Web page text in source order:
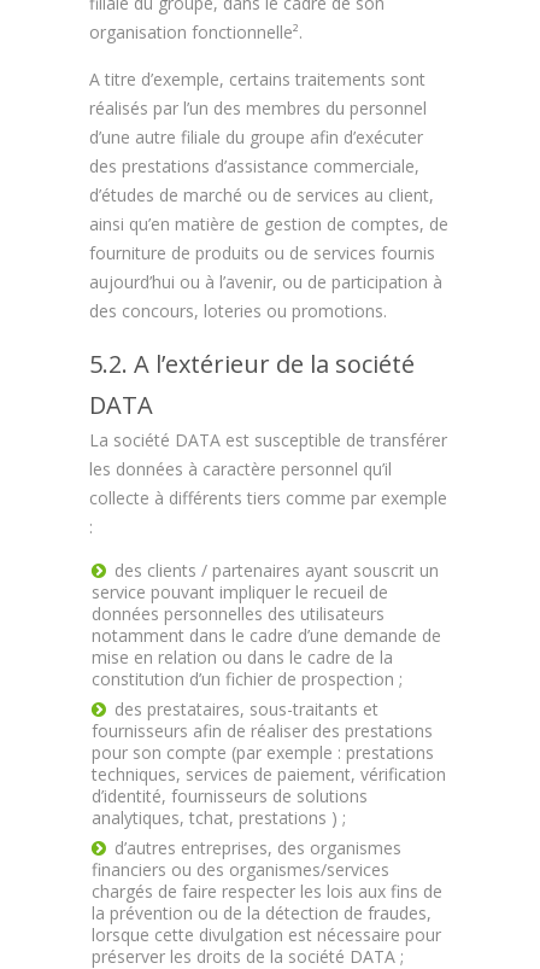
organisation fonctionnelle².
A titre d’exemple, certains traitements sont
réalisés par l’un des membres du personnel
d’une autre filiale du groupe afin d’exécuter
des prestations d’assistance commerciale,
d’études de marché ou de services au client,
ainsi qu’en matière de gestion de comptes, de
fourniture de produits ou de services fournis
aujourd’hui ou à l’avenir, ou de participation à
des concours, loteries ou promotions.
5.2. A l’extérieur de la société
DATA
La société DATA est susceptible de transférer
les données à caractère personnel qu’il
collecte à différents tiers comme par exemple
:
des clients / partenaires ayant souscrit un
service pouvant impliquer le recueil de
données personnelles des utilisateurs
notamment dans le cadre d’une demande de
mise en relation ou dans le cadre de la
constitution d’un fichier de prospection ;
des prestataires, sous-traitants et
fournisseurs afin de réaliser des prestations
pour son compte (par exemple : prestations
techniques, services de paiement, vérification
d’identité, fournisseurs de solutions
analytiques, tchat, prestations ) ;
d’autres entreprises, des organismes
financiers ou des organismes/services
chargés de faire respecter les lois aux fins de
la prévention ou de la détection de fraudes,
lorsque cette divulgation est nécessaire pour
préserver les droits de la société DATA ;